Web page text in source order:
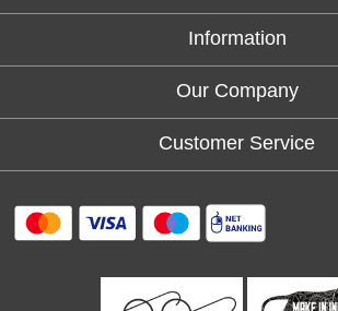
Information
About Us
Our Company
Testimonials
Customer Service
FAQs